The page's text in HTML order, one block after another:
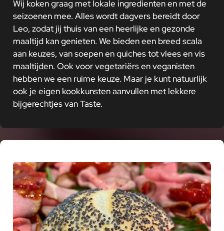
Wij koken graag met lokale ingredienten en met de
seizoenen mee. Alles wordt dagvers bereidt door
Leo, zodat jij thuis van een heerlijke en gezonde
maaltijd kan genieten. We bieden een breed scala
aan keuzes, van soepen en quiches tot vlees en vis
maaltijden. Ook voor vegetariërs en veganisten
hebben we een ruime keuze. Maar je kunt natuurlijk
ook je eigen kookkunsten aanvullen met lekkere
bijgerechtjes van Taste.